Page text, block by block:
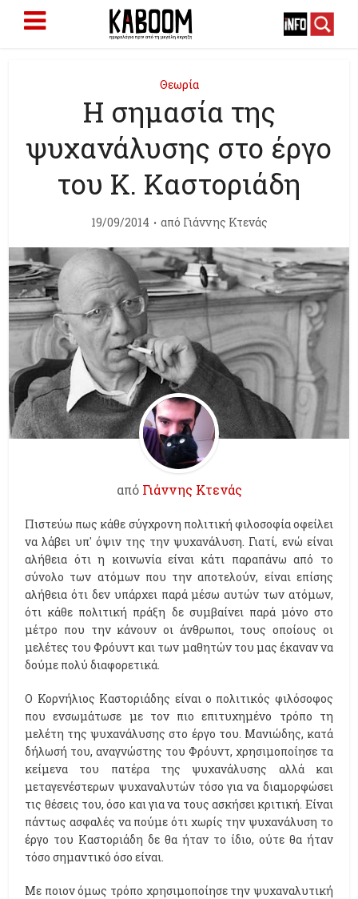
Θεωρία
Η σημασία της
ψυχανάλυσης στο έργο
του Κ. Καστοριάδη
19/09/2014 από Γιάννης Κτενάς
από Γιάννης Κτενάς
Πιστεύω πως κάθε σύγχρονη πολιτική φιλοσοφία οφείλει
να λάβει υπ' όψιν της την ψυχανάλυση. Γιατί, ενώ είναι
αλήθεια ότι η κοινωνία είναι κάτι παραπάνω από το
σύνολο των ατόμων που την αποτελούν, είναι επίσης
αλήθεια ότι δεν υπάρχει παρά μέσω αυτών των ατόμων,
ότι κάθε πολιτική πράξη δε συμβαίνει παρά μόνο στο
μέτρο που την κάνουν οι άνθρωποι, τους οποίους οι
μελέτες του Φρόυντ και των μαθητών του μας έκαναν να
δούμε πολύ διαφορετικά.
Ο Κορνήλιος Καστοριάδης είναι ο πολιτικός φιλόσοφος
που ενσωμάτωσε με τον πιο επιτυχημένο τρόπο τη
μελέτη της ψυχανάλυσης στο έργο του. Μανιώδης, κατά
δήλωσή του, αναγνώστης του Φρόυντ, χρησιμοποίησε τα
κείμενα του πατέρα της ψυχανάλυσης αλλά και
μεταγενέστερων ψυχαναλυτών τόσο για να διαμορφώσει
τις θέσεις του, όσο και για να τους ασκήσει κριτική. Είναι
πάντως ασφαλές να πούμε ότι χωρίς την ψυχανάλυση το
έργο του Καστοριάδη δε θα ήταν το ίδιο, ούτε θα ήταν
τόσο σημαντικό όσο είναι.
Με ποιον όμως τρόπο χρησιμοποίησε την ψυχαναλυτική